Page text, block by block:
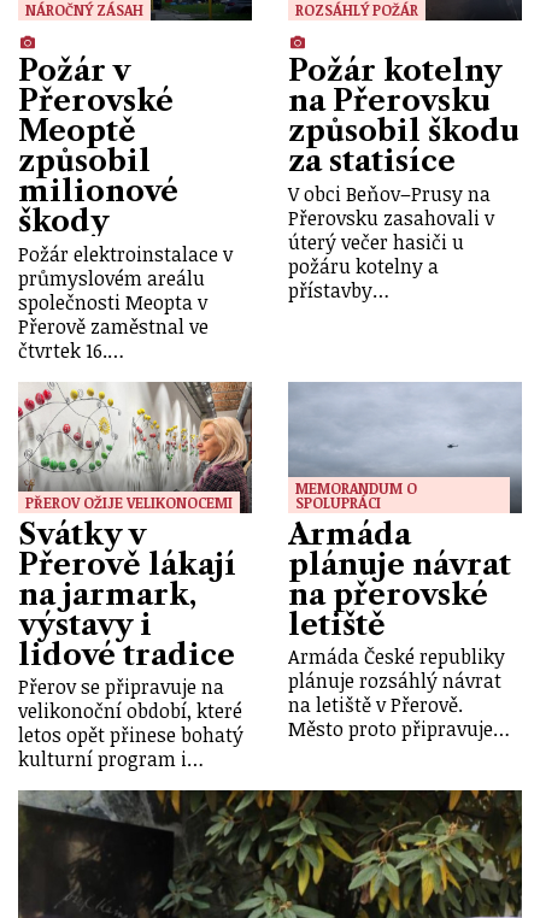
NÁROČNÝ ZÁSAH
Požár v
Přerovské
Meoptě
způsobil
milionové
škody
Požár elektroinstalace v
průmyslovém areálu
společnosti Meopta v
Přerově zaměstnal ve
čtvrtek 16.…
ROZSÁHLÝ POŽÁR
Požár kotelny
na Přerovsku
způsobil škodu
za statisíce
V obci Beňov–Prusy na
Přerovsku zasahovali v
úterý večer hasiči u
požáru kotelny a
přístavby…
PŘEROV OŽIJE VELIKONOCEMI
Svátky v
Přerově lákají
na jarmark,
výstavy i
lidové tradice
Přerov se připravuje na
velikonoční období, které
letos opět přinese bohatý
kulturní program i…
MEMORANDUM O
SPOLUPRÁCI
Armáda
plánuje návrat
na přerovské
letiště
Armáda České republiky
plánuje rozsáhlý návrat
na letiště v Přerově.
Město proto připravuje…